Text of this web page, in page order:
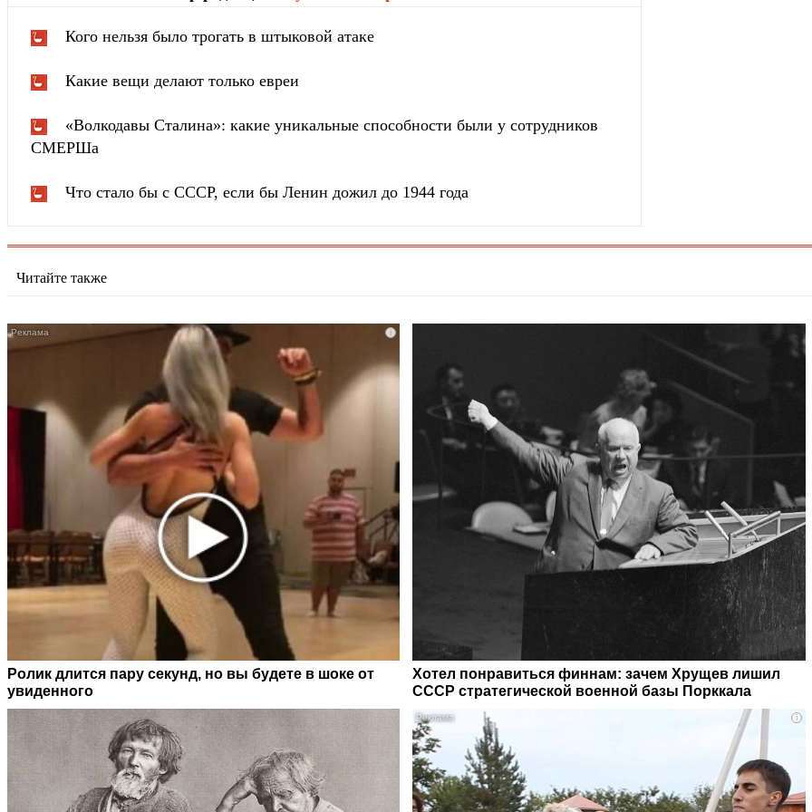
Кого нельзя было трогать в штыковой атаке
Какие вещи делают только евреи
«Волкодавы Сталина»: какие уникальные способности были у сотрудников
СМЕРШа
Что стало бы с СССР, если бы Ленин дожил до 1944 года
Читайте также
i
Ролик длится пару секунд, но вы будете в шоке от
увиденного
Хотел понравиться финнам: зачем Хрущев лишил
СССР стратегической военной базы Порккала
i